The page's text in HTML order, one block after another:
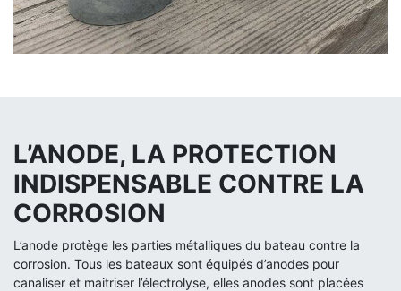
L’ANODE, LA PROTECTION
INDISPENSABLE CONTRE LA
CORROSION
L’anode protège les parties métalliques du bateau contre la
corrosion. Tous les bateaux sont équipés d’anodes pour
canaliser et maitriser l’électrolyse, elles anodes sont placées